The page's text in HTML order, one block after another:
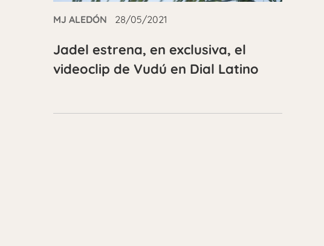
MJ ALEDÓN 28/05/2021
Jadel estrena, en exclusiva, el
videoclip de Vudú en Dial Latino